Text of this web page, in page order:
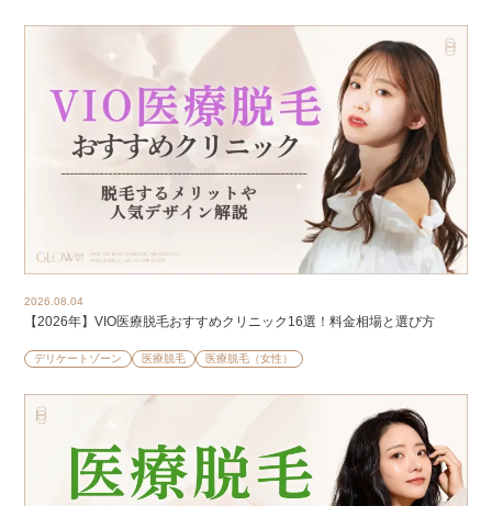
2026.08.04
【2026年】VIO医療脱毛おすすめクリニック16選！料金相場と選び方
デリケートゾーン 医療脱毛 医療脱毛（女性）